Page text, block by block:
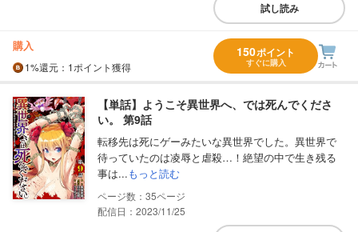
試し読み
購入
1%還元 ：1ポイント獲得
150ポイント
すぐに購入
【単話】ようこそ異世界へ、では死んでくださ
い。 第9話
転移先は死にゲーみたいな異世界でした。異世界で
待っていたのは凌辱と虐殺…！絶望の中で生き残る
事は...もっと読む
35
配信日：2023/11/25